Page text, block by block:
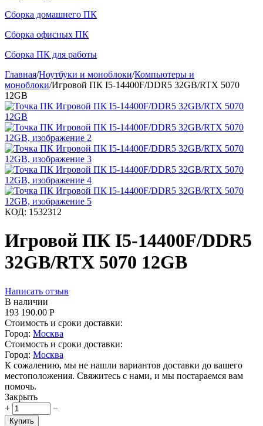
Сборка домашнего ПК
Сборка офисных ПК
Сборка ПК для работы
Главная/Ноутбуки и моноблоки/Компьютеры и
моноблоки/Игровой ПК I5-14400F/DDR5 32GB/RTX 5070
12GB
КОД: 1532312
Игровой ПК I5-14400F/DDR5
32GB/RTX 5070 12GB
Написать отзыв
В наличии
193 190.00 Р
Стоимость и сроки доставки:
Город: Москва
Стоимость и сроки доставки:
Город: Москва
К сожалению, мы не нашли вариантов доставки до вашего
местоположения. Свяжитесь с нами, и мы постараемся вам
помочь.
Закрыть
+
−
Купить